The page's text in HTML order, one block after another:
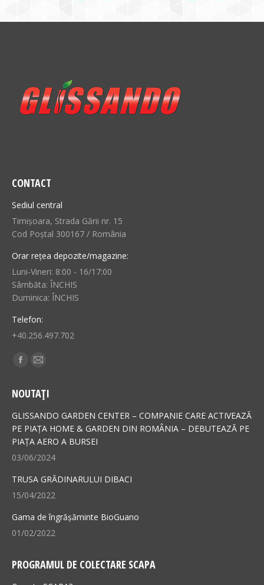
CONTACT
Sediul central
Timișoara, Strada Gării nr. 15
Cod Poștal 300167 / România
Orar rețea depozite/magazine:
Luni-Vineri: 8:00 - 16/17:00
Sâmbăta: ÎNCHIS
Duminica: ÎNCHIS
Telefon:
+40.256.497.702
Find us on:
Facebook
opens
in
new
window
Mail
opens
in
new
window
NOUTAȚI
GLISSANDO GARDEN CENTER – COMPANIE CARE ACTIVEAZĂ
PE PIAȚA HOME & GARDEN DIN ROMÂNIA – DEBUTEAZĂ PE
PIAȚA AERO A BURSEI
03/06/2024
TRUSA GRĂDINARULUI DIBACI
15/04/2022
Gama de îngrășăminte BioGuano
01/02/2022
PROGRAMUL DE COLECTARE SCAPA